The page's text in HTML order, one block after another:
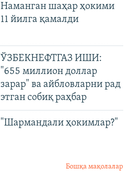
Наманган шаҳар ҳокими
11 йилга қамалди
ЎЗБЕКНЕФТГАЗ ИШИ:
"655 миллион доллар
зарар" ва айбловларни рад
этган собиқ раҳбар
"Шармандали ҳокимлар?"
Бошқа мақолалар